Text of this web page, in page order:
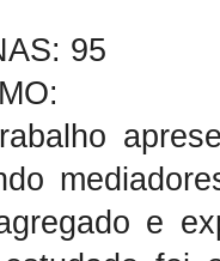
95
e